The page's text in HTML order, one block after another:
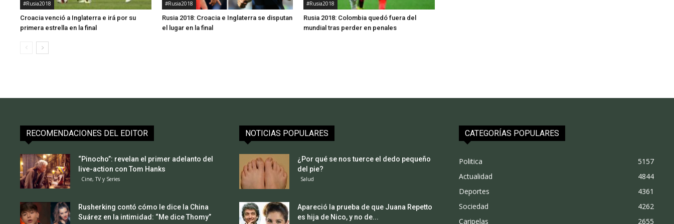
#Rusia2018
Croacia venció a Inglaterra e irá por su
primera estrella en la final
#Rusia2018
Rusia 2018: Croacia e Inglaterra se disputan
el lugar en la final
#Rusia2018
Rusia 2018: Colombia quedó fuera del
mundial tras perder en penales
RECOMENDACIONES DEL EDITOR
“Pinocho”: revelan el primer adelanto del
live-action con Tom Hanks
Cine, TV y Series
Rusherking contó cómo le dice la China
Suárez en la intimidad: “Me dice Thomy”
NOTICIAS POPULARES
¿Por qué se nos tuerce el dedo pequeño
del pie?
Salud
Apareció la prueba de que Juana Repetto
es hija de Nico, y no de...
CATEGORÍAS POPULARES
Politica
5157
Actualidad
4844
Deportes
4361
Sociedad
4262
Caripelas
2655